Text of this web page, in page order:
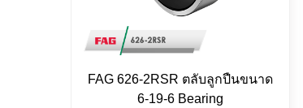
FAG 626-2RSR ตลับลูกปืนขนาด
6-19-6 Bearing